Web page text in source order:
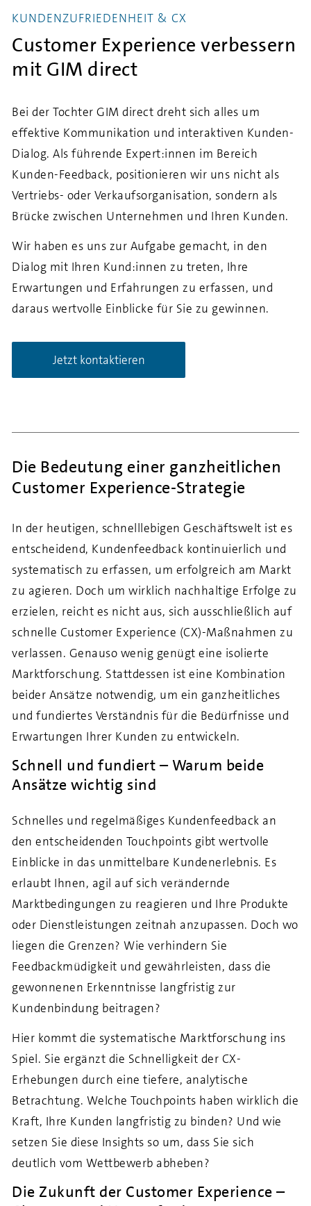
KUNDENZUFRIEDENHEIT & CX
Customer Experience verbessern
mit GIM direct
Bei der Tochter GIM direct dreht sich alles um
effektive Kommunikation und interaktiven Kunden-
Dialog. Als führende Expert:innen im Bereich
Kunden-Feedback, positionieren wir uns nicht als
Vertriebs- oder Verkaufsorganisation, sondern als
Brücke zwischen Unternehmen und Ihren Kunden.
Wir haben es uns zur Aufgabe gemacht, in den
Dialog mit Ihren Kund:innen zu treten, Ihre
Erwartungen und Erfahrungen zu erfassen, und
daraus wertvolle Einblicke für Sie zu gewinnen.
Jetzt kontaktierenJetzt kontaktieren
Die Bedeutung einer ganzheitlichen
Customer Experience-Strategie
In der heutigen, schnelllebigen Geschäftswelt ist es
entscheidend, Kundenfeedback kontinuierlich und
systematisch zu erfassen, um erfolgreich am Markt
zu agieren. Doch um wirklich nachhaltige Erfolge zu
erzielen, reicht es nicht aus, sich ausschließlich auf
schnelle Customer Experience (CX)-Maßnahmen zu
verlassen. Genauso wenig genügt eine isolierte
Marktforschung. Stattdessen ist eine Kombination
beider Ansätze notwendig, um ein ganzheitliches
und fundiertes Verständnis für die Bedürfnisse und
Erwartungen Ihrer Kunden zu entwickeln.
Schnell und fundiert – Warum beide
Ansätze wichtig sind
Schnelles und regelmäßiges Kundenfeedback an
den entscheidenden Touchpoints gibt wertvolle
Einblicke in das unmittelbare Kundenerlebnis. Es
erlaubt Ihnen, agil auf sich verändernde
Marktbedingungen zu reagieren und Ihre Produkte
oder Dienstleistungen zeitnah anzupassen. Doch wo
liegen die Grenzen? Wie verhindern Sie
Feedbackmüdigkeit und gewährleisten, dass die
gewonnenen Erkenntnisse langfristig zur
Kundenbindung beitragen?
Hier kommt die systematische Marktforschung ins
Spiel. Sie ergänzt die Schnelligkeit der CX-
Erhebungen durch eine tiefere, analytische
Betrachtung. Welche Touchpoints haben wirklich die
Kraft, Ihre Kunden langfristig zu binden? Und wie
setzen Sie diese Insights so um, dass Sie sich
deutlich vom Wettbewerb abheben?
Die Zukunft der Customer Experience –